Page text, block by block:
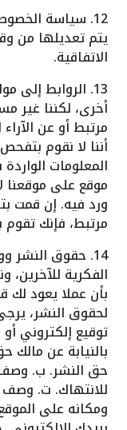
12. سياسة
يتم تعديلها من
الاتفاقية.
13. الروابط
أخرى، لكننا غير
مرتبط أو عن
أننا لا نقوم
المعلومات
موقع على موقعنا
ورد فيه. إن قمت
مرتبط، فإنك
14. حقوق النشر
الفكرية
بأن عملا يعود
لحقوق النشر،
توقيع إلكتروني
بالنيابة عن مالك
حق النشر. ب‌.
للانتهاك. ت‌. وصف
ومكانه على